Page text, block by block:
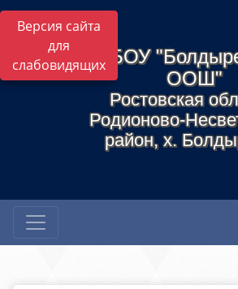
Версия сайта
для
слабовидящихМБОУ
ООШ"
Ростовская
Родионово-
район, х.